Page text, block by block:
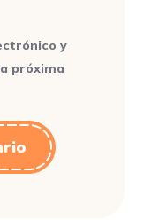
y
próxima